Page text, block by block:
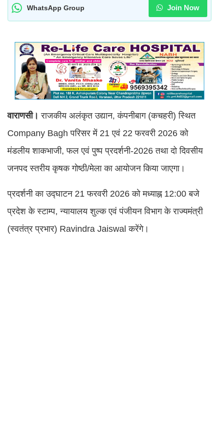
WhatsApp Group Join Now
वाराणसी।राजकीय अलंकृत उद्यान, कंपनीबाग (कचहरी) स्थित
Company Bagh परिसर में 21 एवं 22 फरवरी 2026 को
मंडलीय शाकभाजी, फल एवं पुष्प प्रदर्शनी-2026 तथा दो दिवसीय
जनपद स्तरीय कृषक गोष्ठी/मेला का आयोजन किया जाएगा।
प्रदर्शनी का उद्घाटन 21 फरवरी 2026 को मध्याह्न 12:00 बजे
प्रदेश के स्टाम्प, न्यायालय शुल्क एवं पंजीयन विभाग के राज्यमंत्री
(स्वतंत्र प्रभार) Ravindra Jaiswal करेंगे।